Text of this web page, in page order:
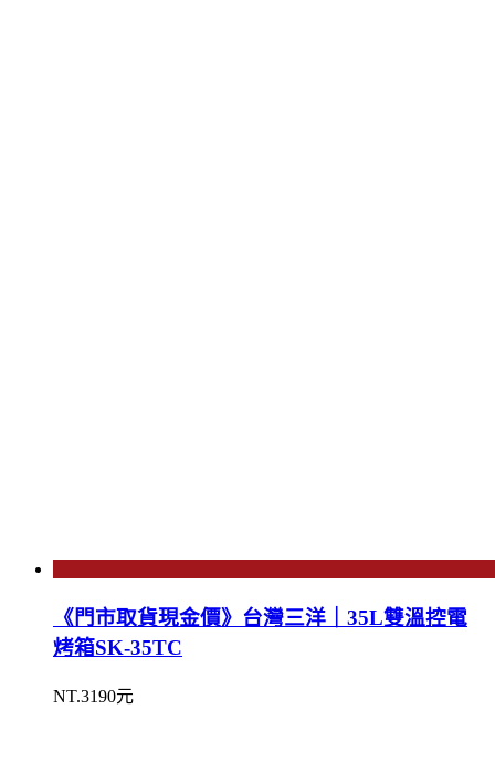
《門市取貨現金價》台灣三洋｜35L雙溫控電
烤箱SK-35TC
NT.3190元